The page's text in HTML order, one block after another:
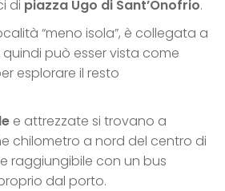
di piazza Ugo di Sant’Onofrio.
“meno isola”, è collegata a
può esser vista come
esplorare il resto
e attrezzate si trovano a
chilometro a nord del centro di
raggiungibile con un bus
dal porto.